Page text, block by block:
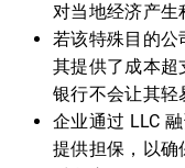
对当地经济产生
若该特殊目的公
其提供了成本超
银行不会让其轻
企业通过 LLC
提供担保，以确